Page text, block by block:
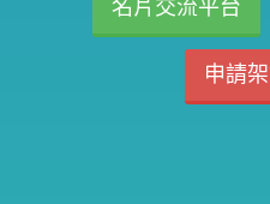
名片交流平台
申請